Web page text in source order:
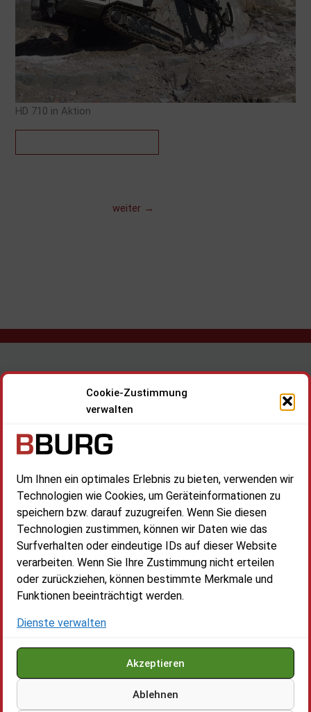
Cookie-Zustimmung
verwalten
Um Ihnen ein optimales Erlebnis zu bieten, verwenden wir
Technologien wie Cookies, um Geräteinformationen zu
speichern bzw. darauf zuzugreifen. Wenn Sie diesen
Technologien zustimmen, können wir Daten wie das
Surfverhalten oder eindeutige IDs auf dieser Website
verarbeiten. Wenn Sie Ihre Zustimmung nicht erteilen
oder zurückziehen, können bestimmte Merkmale und
Funktionen beeinträchtigt werden.
Dienste verwalten
Akzeptieren
Ablehnen
HD 710 in Aktion
weiter →
Datenschutzerklärung
Cookie-Richtlinie (EU)
Kontakt
BBURG International GmbH & Co. KG
Zur Heide 7,
15712 Königs Wusterhausen
Telefon:+49170-7380-705
Öffnungszeiten:
Mo. - Fr.: 08:00 - 17:00 Uhr
Sa. - So.: Geschlossen